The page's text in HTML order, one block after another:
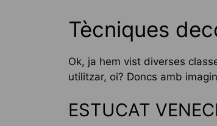
Tècniques
Ok, ja hem vist diverses
utilitzar, oi? Doncs amb
ESTUCAT